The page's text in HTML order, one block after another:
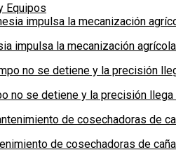
Equipos
impulsa la mecanización agrícola
no se detiene y la precisión
de cosechadoras de